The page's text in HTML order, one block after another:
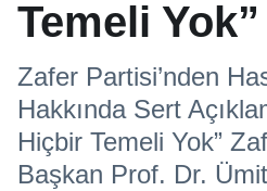
Temeli Yok”
Zafer Partisi’nden
Hakkında Sert
Hiçbir Temeli Yok”
Başkan Prof. Dr. Ümit